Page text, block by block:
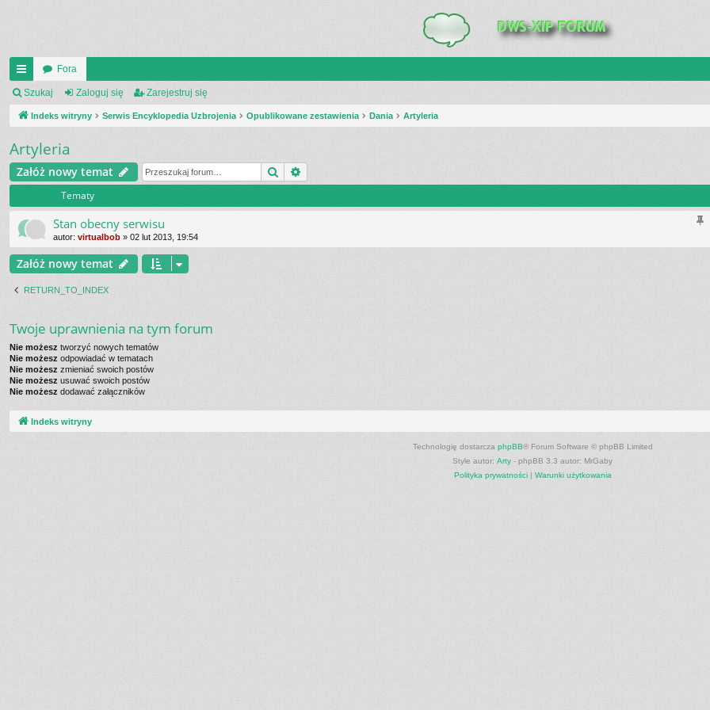
UI
C
_L
IN
K
S
Fora
Szukaj Zaloguj się Zarejestruj się
Indeks witryny Serwis Encyklopedia Uzbrojenia Opublikowane zestawienia Dania Artyleria
Artyleria
Załóż nowy temat Szukaj
Tematy
Stan obecny serwisu
autor: virtualbob » 02 lut 2013, 19:54
Załóż nowy temat
RETURN_TO_INDEX
Twoje uprawnienia na tym forum
Nie możesz tworzyć nowych tematów
Nie możesz odpowiadać w tematach
Nie możesz zmieniać swoich postów
Nie możesz usuwać swoich postów
Nie możesz dodawać załączników
Indeks witryny
Technologię dostarcza phpBB® Forum Software © phpBB Limited
Style autor: Arty - phpBB 3.3 autor: MrGaby
Polityka prywatności| Warunki użytkowania